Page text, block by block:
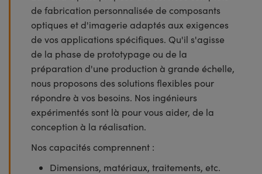
de fabrication personnalisée de composants
optiques et d'imagerie adaptés aux exigences
de vos applications spécifiques. Qu'il s'agisse
de la phase de prototypage ou de la
préparation d'une production à grande échelle,
nous proposons des solutions flexibles pour
répondre à vos besoins. Nos ingénieurs
expérimentés sont là pour vous aider, de la
conception à la réalisation.
Nos capacités comprennent :
Dimensions, matériaux, traitements, etc.